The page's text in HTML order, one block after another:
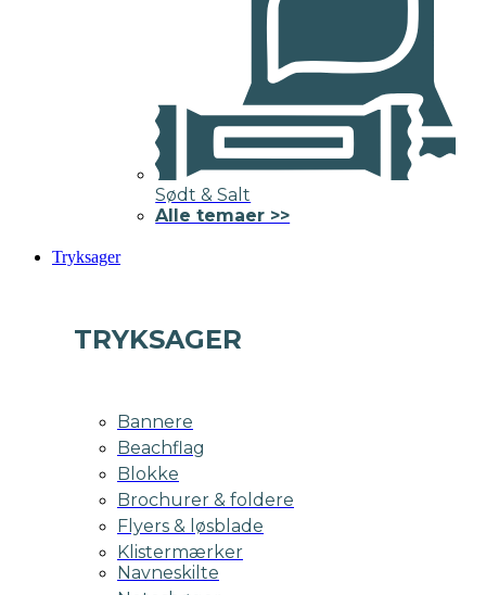
Sødt & Salt
Alle temaer >>
Tryksager
TRYKSAGER
Bannere
Beachflag
Blokke
Brochurer & foldere
Flyers & løsblade
Klistermærker
Navneskilte